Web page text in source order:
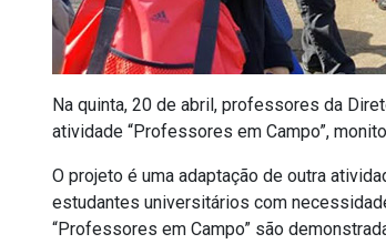
Na quinta, 20 de abril, professores da
atividade “Professores em Campo”,
O projeto é uma adaptação de outra
estudantes universitários com
“Professores em Campo” são